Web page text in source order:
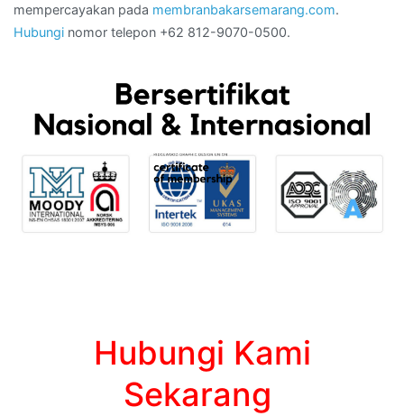
mempercayakan pada membranbakarsemarang.com.
Hubungi nomor telepon +62 812-9070-0500.
Hubungi Kami
Sekarang